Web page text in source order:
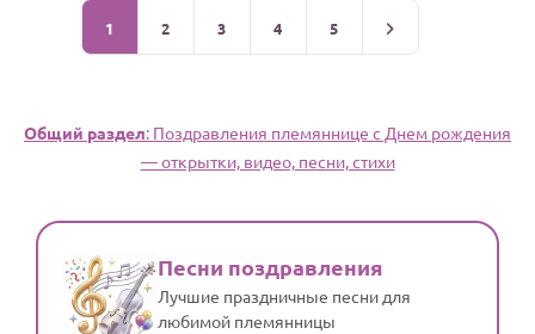
1 2 3 4 5
Общий раздел: Поздравления племяннице с Днем рождения
— открытки, видео, песни, стихи
Песни поздравления
Лучшие праздничные песни для
любимой племянницы